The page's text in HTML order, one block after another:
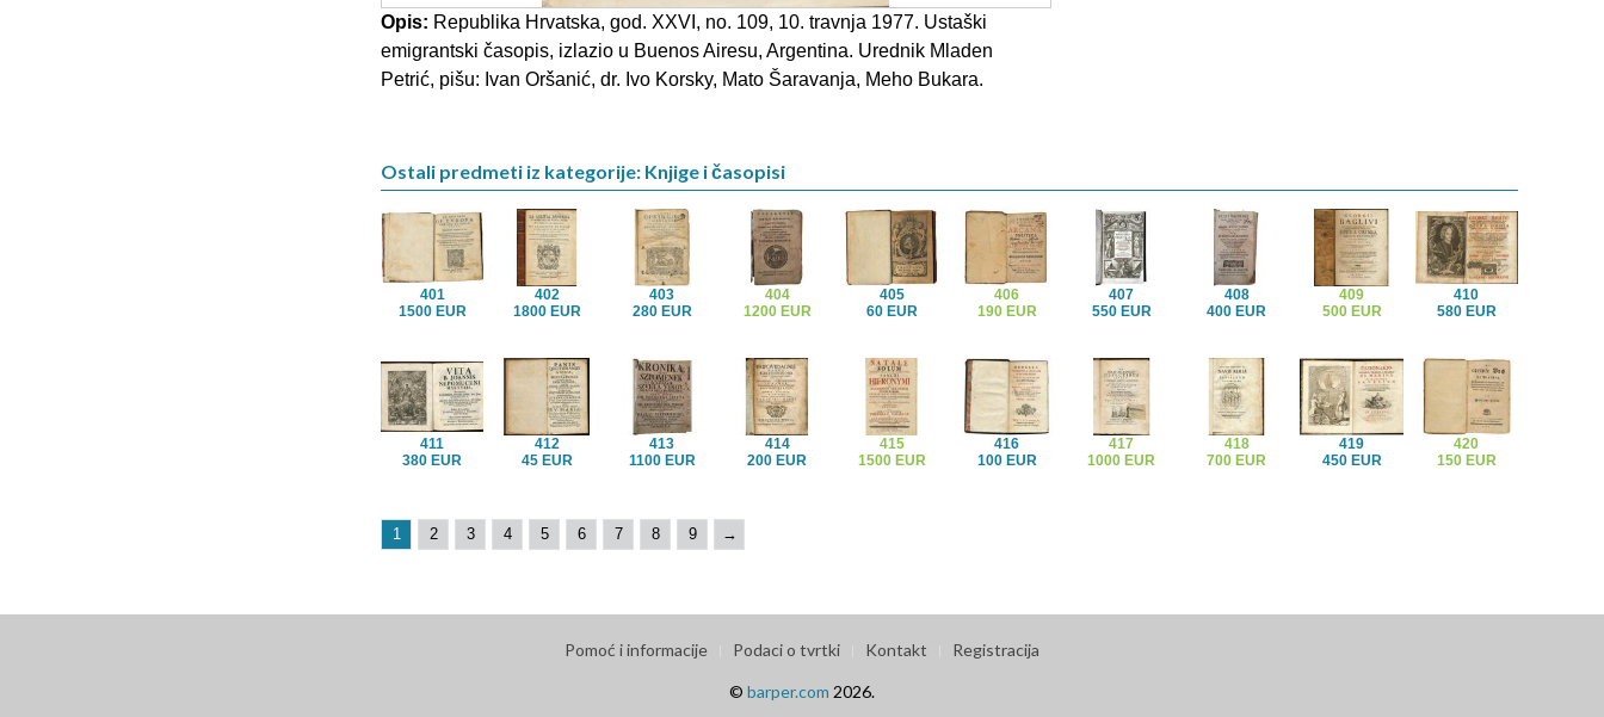
Opis: Republika Hrvatska, god. XXVI, no. 109, 10. travnja 1977. Ustaški
emigrantski časopis, izlazio u Buenos Airesu, Argentina. Urednik Mladen
Petrić, pišu: Ivan Oršanić, dr. Ivo Korsky, Mato Šaravanja, Meho Bukara.
Ostali predmeti iz kategorije: Knjige i časopisi
401
1500 EUR
402
1800 EUR
403
280 EUR
404
1200 EUR
405
60 EUR
406
190 EUR
407
550 EUR
408
400 EUR
409
500 EUR
410
580 EUR
411
380 EUR
412
45 EUR
413
1100 EUR
414
200 EUR
415
1500 EUR
416
100 EUR
417
1000 EUR
418
700 EUR
419
450 EUR
420
150 EUR
1 2 3 4 5 6 7 8 9 →
Pomoć i informacije Podaci o tvrtki Kontakt Registracija
© barper.com 2026.